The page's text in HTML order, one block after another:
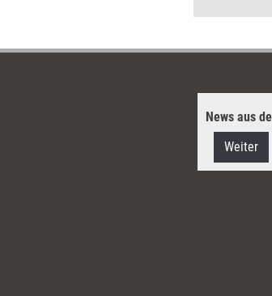
News aus
Weiter